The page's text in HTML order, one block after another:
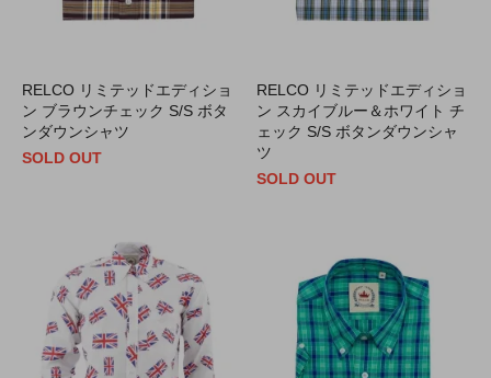
RELCO リミテッドエディショ
ン ブラウンチェック S/S ボタ
ンダウンシャツ
SOLD OUT
RELCO リミテッドエディショ
ン スカイブルー＆ホワイト チ
ェック S/S ボタンダウンシャ
ツ
SOLD OUT